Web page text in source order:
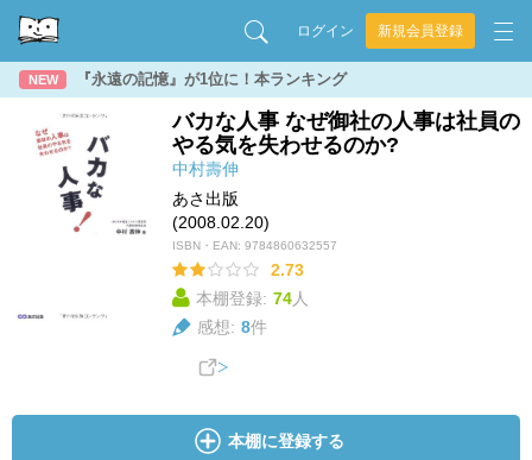
ログイン 新規会員登録
NEW 『永遠の記憶』が1位に！本ランキング
バカな人事 なぜ御社の人事は社員の
やる気を失わせるのか?
中村壽伸
あさ出版
(2008.02.20)
ISBN・EAN: 9784860632557
2.73
本棚登録: 74人
感想: 8件
本棚に登録する